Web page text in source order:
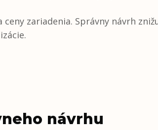
zariadenia. Správny návrh
návrhu